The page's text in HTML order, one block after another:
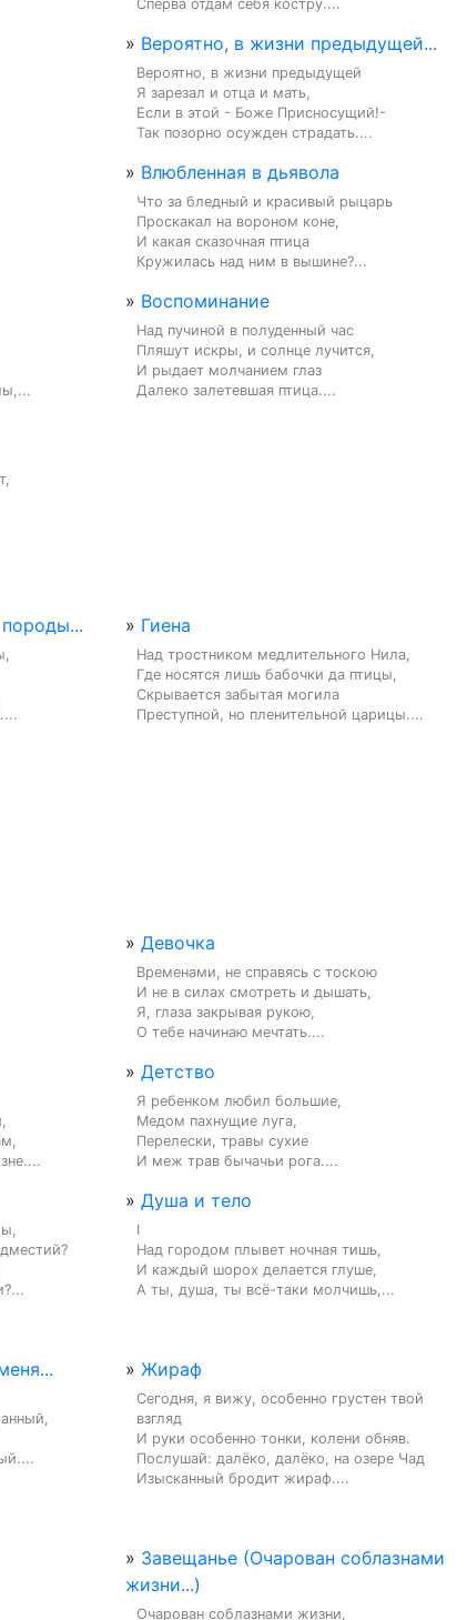
Сперва отдам себя костру....
» Вероятно, в жизни предыдущей...
Вероятно, в жизни предыдущей
Я зарезал и отца и мать,
Если в этой - Боже Присносущий!-
Так позорно осужден страдать....
» Влюбленная в дьявола
Что за бледный и красивый рыцарь
Проскакал на вороном коне,
И какая сказочная птица
Кружилась над ним в вышине?...
» Воспоминание
Над пучиной в полуденный час
Пляшут искры, и солнце лучится,
И рыдает молчанием глаз
Далеко залетевшая птица....
породы... » Гиена
Над тростником медлительного Нила,
Где носятся лишь бабочки да птицы,
Скрывается забытая могила
Преступной, но пленительной царицы....
» Девочка
Временами, не справясь с тоскою
И не в силах смотреть и дышать,
Я, глаза закрывая рукою,
О тебе начинаю мечтать....
» Детство
Я ребенком любил большие,
Медом пахнущие луга,
Перелески, травы сухие
И меж трав бычачьи рога....
» Душа и тело
I
Над городом плывет ночная тишь,
И каждый шорох делается глуше,
А ты, душа, ты всё-таки молчишь,...
» Жираф
Сегодня, я вижу, особенно грустен твой
взгляд
И руки особенно тонки, колени обняв.
Послушай: далёко, далёко, на озере Чад
Изысканный бродит жираф....
» Завещанье (Очарован соблазнами
жизни...)
Очарован соблазнами жизни,